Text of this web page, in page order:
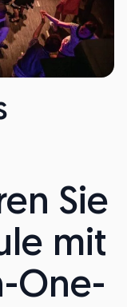
Sie
mit
One-